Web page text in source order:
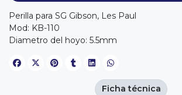
Perilla para SG Gibson, Les Paul
Mod: KB-110
Diametro del hoyo: 5.5mm
Ficha técnica